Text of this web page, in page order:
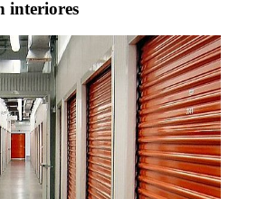
interiores